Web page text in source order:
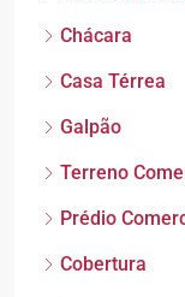
Chácara
Casa Térrea
Galpão
Terreno
Prédio
Cobertura